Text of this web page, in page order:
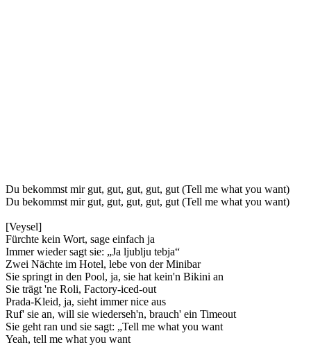
Du bekommst mir gut, gut, gut, gut, gut (Tell me what you want)
Du bekommst mir gut, gut, gut, gut, gut (Tell me what you want)
[Veysel]
Fürchte kein Wort, sage einfach ja
Immer wieder sagt sie: „Ja ljublju tebja“
Zwei Nächte im Hotel, lebe von der Minibar
Sie springt in den Pool, ja, sie hat kein'n Bikini an
Sie trägt 'ne Roli, Factory-iced-out
Prada-Kleid, ja, sieht immer nice aus
Ruf' sie an, will sie wiederseh'n, brauch' ein Timeout
Sie geht ran und sie sagt: „Tell me what you want
Yeah, tell me what you want